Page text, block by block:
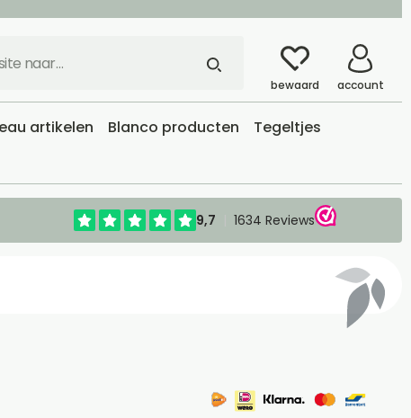
bewaard account
artikelen Blanco producten
Tegeltjes